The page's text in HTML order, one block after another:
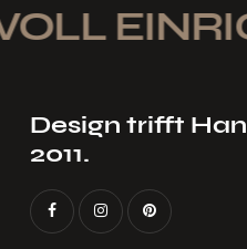
Design trifft
2011.